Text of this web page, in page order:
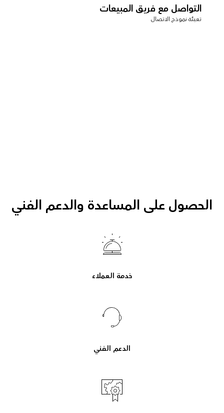
التواصل مع فريق المبيعات
تعبئة نموذج الاتصال
الحصول على المساعدة والدعم الفني
خدمة العملاء
الدعم الفني